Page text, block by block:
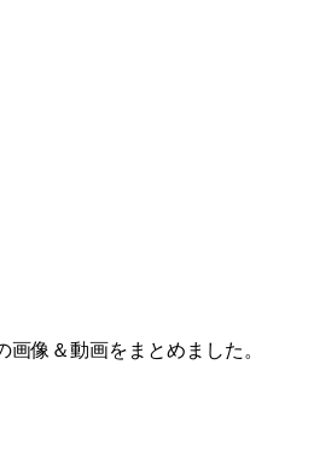
画像＆動画をまとめました。